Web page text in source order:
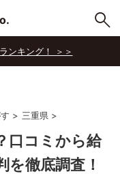
ンキング！ ＞＞
> 三重県 >
口コミから給
徹底調査！